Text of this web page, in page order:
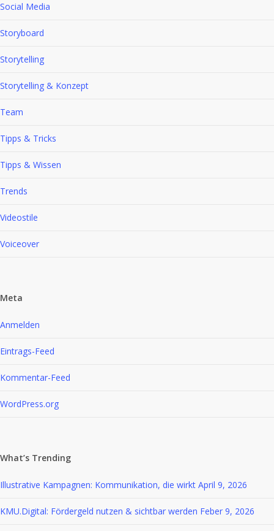
Social Media
Storyboard
Storytelling
Storytelling & Konzept
Team
Tipps & Tricks
Tipps & Wissen
Trends
Videostile
Voiceover
Meta
Anmelden
Eintrags-Feed
Kommentar-Feed
WordPress.org
What’s Trending
Illustrative Kampagnen: Kommunikation, die wirkt April 9, 2026
KMU.Digital: Fördergeld nutzen & sichtbar werden Feber 9, 2026